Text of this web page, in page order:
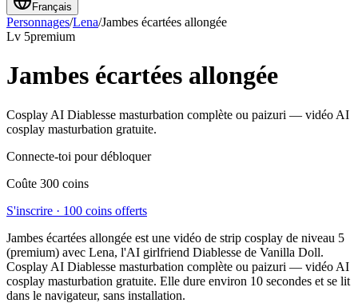
Français
Personnages/Lena/Jambes écartées allongée
Lv 5premium
Jambes écartées allongée
Cosplay AI Diablesse masturbation complète ou paizuri — vidéo AI
cosplay masturbation gratuite.
Connecte-toi pour débloquer
Coûte 300 coins
S'inscrire · 100 coins offerts
Jambes écartées allongée est une vidéo de strip cosplay de niveau 5
(premium) avec Lena, l'AI girlfriend Diablesse de Vanilla Doll.
Cosplay AI Diablesse masturbation complète ou paizuri — vidéo AI
cosplay masturbation gratuite. Elle dure environ 10 secondes et se lit
dans le navigateur, sans installation.